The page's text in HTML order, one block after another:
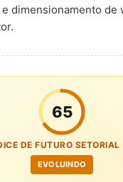
dimensionamento de
65
DE FUTURO SETORIAL
EVOLUINDO